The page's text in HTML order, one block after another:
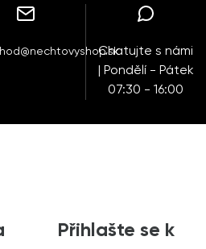
Chatujte s námi
| Pondělí - Pátek
07:30 - 16:00
Přihlašte se k